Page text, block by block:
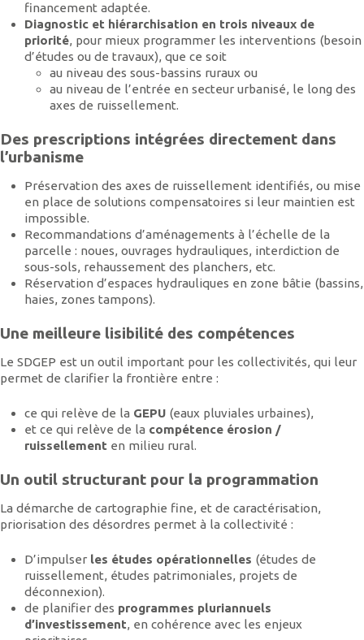
financement adaptée.
Diagnostic et hiérarchisation en trois niveaux de
priorité, pour mieux programmer les interventions (besoin
d’études ou de travaux), que ce soit
au niveau des sous-bassins ruraux ou
au niveau de l’entrée en secteur urbanisé, le long des
axes de ruissellement.
Des prescriptions intégrées directement dans
l’urbanisme
Préservation des axes de ruissellement identifiés, ou mise
en place de solutions compensatoires si leur maintien est
impossible.
Recommandations d’aménagements à l’échelle de la
parcelle : noues, ouvrages hydrauliques, interdiction de
sous-sols, rehaussement des planchers, etc.
Réservation d’espaces hydrauliques en zone bâtie (bassins,
haies, zones tampons).
Une meilleure lisibilité des compétences
Le SDGEP est un outil important pour les collectivités, qui leur
permet de clarifier la frontière entre :
ce qui relève de la GEPU (eaux pluviales urbaines),
et ce qui relève de la compétence érosion /
ruissellement en milieu rural.
Un outil structurant pour la programmation
La démarche de cartographie fine, et de caractérisation,
priorisation des désordres permet à la collectivité :
D’impulser les études opérationnelles (études de
ruissellement, études patrimoniales, projets de
déconnexion).
de planifier des programmes pluriannuels
d’investissement, en cohérence avec les enjeux